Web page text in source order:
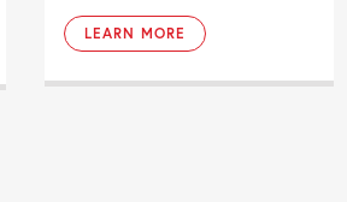
LEARN MORE